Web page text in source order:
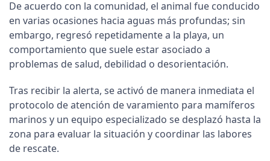
De acuerdo con la comunidad, el animal fue conducido
en varias ocasiones hacia aguas más profundas; sin
embargo, regresó repetidamente a la playa, un
comportamiento que suele estar asociado a
problemas de salud, debilidad o desorientación.
Tras recibir la alerta, se activó de manera inmediata el
protocolo de atención de varamiento para mamíferos
marinos y un equipo especializado se desplazó hasta la
zona para evaluar la situación y coordinar las labores
de rescate.